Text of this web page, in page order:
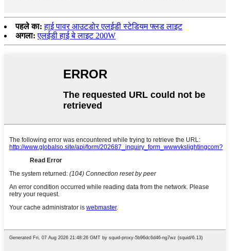
पहले का: हाई पावर आउटडोर एलईडी स्टेडियम फ्लड लाइट
अगला: एलईडी हाई बे लाइट 200W